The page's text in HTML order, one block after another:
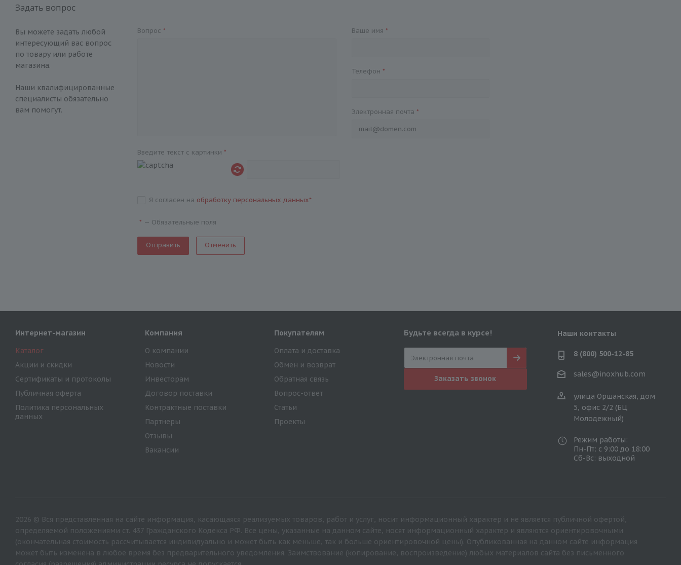
Задать вопрос
Вы можете задать любой
интересующий вас вопрос
по товару или работе
магазина.
Наши квалифицированные
специалисты обязательно
вам помогут.
Вопрос* Ваше имя *
Телефон *
Электронная почта *
Введите текст с картинки*
Я согласен на обработку персональных данных*
* — Обязательные поля
Отменить
Интернет-магазин
Каталог
Акции и скидки
Сертификаты и протоколы
Публичная оферта
Политика персональных
данных
Компания
О компании
Новости
Инвесторам
Договор поставки
Контрактные поставки
Партнеры
Отзывы
Вакансии
Покупателям
Оплата и доставка
Обмен и возврат
Обратная связь
Вопрос-ответ
Статьи
Проекты
Будьте всегда в курсе!
Заказать звонок
Наши контакты
8 (800) 500-12-85
sales@inoxhub.com
улица Оршанская, дом
5, офис 2/2 (БЦ
Молодежный)
Режим работы:
Пн-Пт: с 9:00 до 18:00
Сб-Вс: выходной
2026 © Вся представленная на сайте информация, касающаяся реализуемых товаров, работ и услуг, носит информационный характер и не является публичной офертой,
определяемой положениями ст. 437 Гражданского Кодекса РФ. Все цены, указанные на данном сайте, носят информационный характер и являются ориентировочными
(окончательная стоимость рассчитывается индивидуально и может быть как меньше, так и больше ориентировочной цены). Опубликованная на данном сайте информация
может быть изменена в любое время без предварительного уведомления. Заимствование (копирование, воспроизведение) любых материалов сайта без письменного